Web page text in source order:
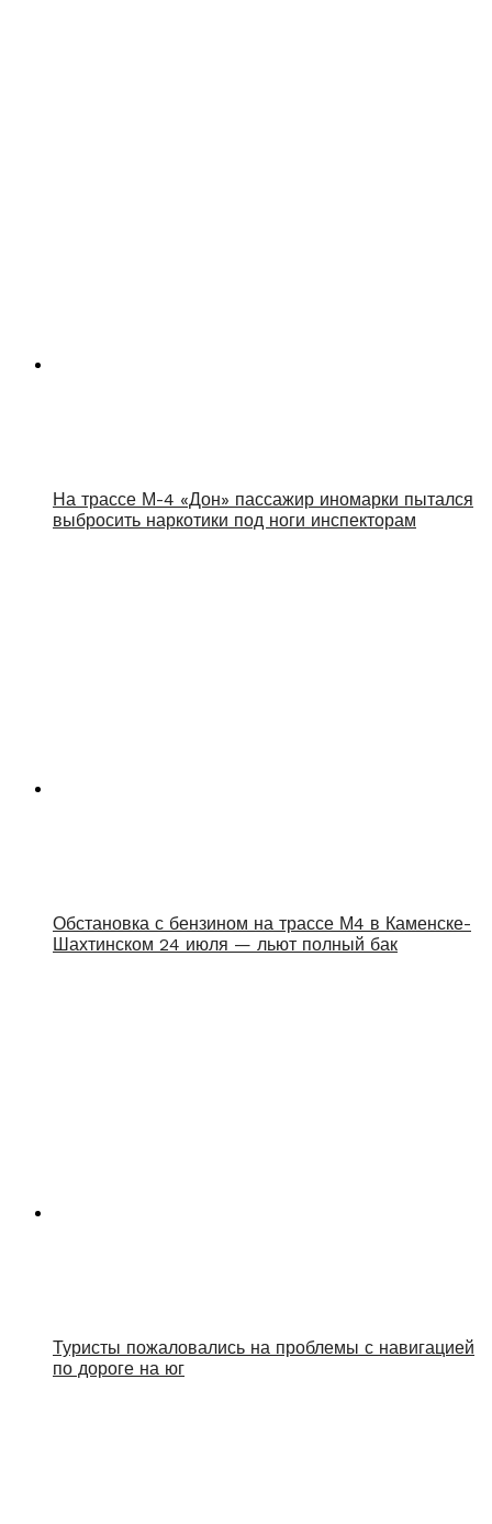
На трассе М-4 «Дон» пассажир иномарки пытался
выбросить наркотики под ноги инспекторам
Обстановка с бензином на трассе М4 в Каменске-
Шахтинском 24 июля — льют полный бак
Туристы пожаловались на проблемы с навигацией
по дороге на юг